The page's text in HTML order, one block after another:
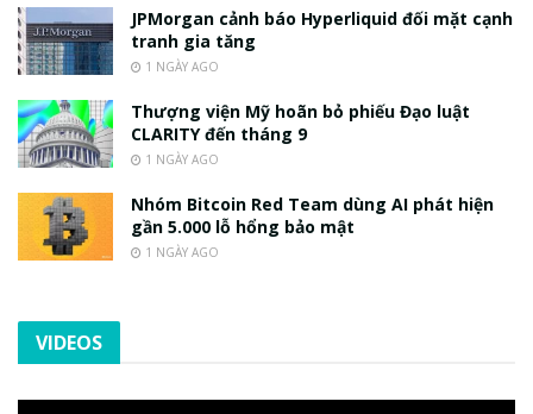
JPMorgan cảnh báo Hyperliquid đối mặt cạnh
tranh gia tăng
1 NGÀY AGO
Thượng viện Mỹ hoãn bỏ phiếu Đạo luật
CLARITY đến tháng 9
1 NGÀY AGO
Nhóm Bitcoin Red Team dùng AI phát hiện
gần 5.000 lỗ hổng bảo mật
1 NGÀY AGO
VIDEOS